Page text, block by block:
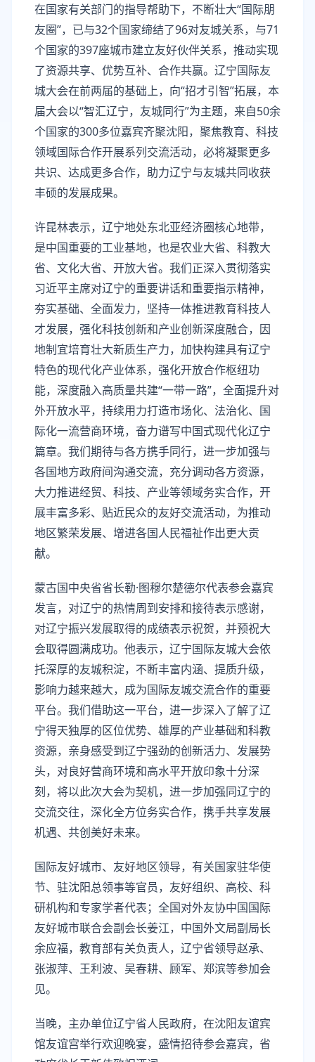
在国家有关部门的指导帮助下，不断壮大“国际朋
友圈”，已与32个国家缔结了96对友城关系，与71
个国家的397座城市建立友好伙伴关系，推动实现
了资源共享、优势互补、合作共赢。辽宁国际友
城大会在前两届的基础上，向“招才引智”拓展，本
届大会以“智汇辽宁，友城同行”为主题，来自50余
个国家的300多位嘉宾齐聚沈阳，聚焦教育、科技
领域国际合作开展系列交流活动，必将凝聚更多
共识、达成更多合作，助力辽宁与友城共同收获
丰硕的发展成果。
许昆林表示，辽宁地处东北亚经济圈核心地带，
是中国重要的工业基地，也是农业大省、科教大
省、文化大省、开放大省。我们正深入贯彻落实
习近平主席对辽宁的重要讲话和重要指示精神，
夯实基础、全面发力，坚持一体推进教育科技人
才发展，强化科技创新和产业创新深度融合，因
地制宜培育壮大新质生产力，加快构建具有辽宁
特色的现代化产业体系，强化开放合作枢纽功
能，深度融入高质量共建“一带一路”，全面提升对
外开放水平，持续用力打造市场化、法治化、国
际化一流营商环境，奋力谱写中国式现代化辽宁
篇章。我们期待与各方携手同行，进一步加强与
各国地方政府间沟通交流，充分调动各方资源，
大力推进经贸、科技、产业等领域务实合作，开
展丰富多彩、贴近民众的友好交流活动，为推动
地区繁荣发展、增进各国人民福祉作出更大贡
献。
蒙古国中央省省长勒·图穆尔楚德尔代表参会嘉宾
发言，对辽宁的热情周到安排和接待表示感谢，
对辽宁振兴发展取得的成绩表示祝贺，并预祝大
会取得圆满成功。他表示，辽宁国际友城大会依
托深厚的友城积淀，不断丰富内涵、提质升级，
影响力越来越大，成为国际友城交流合作的重要
平台。我们借助这一平台，进一步深入了解了辽
宁得天独厚的区位优势、雄厚的产业基础和科教
资源，亲身感受到辽宁强劲的创新活力、发展势
头，对良好营商环境和高水平开放印象十分深
刻，将以此次大会为契机，进一步加强同辽宁的
交流交往，深化全方位务实合作，携手共享发展
机遇、共创美好未来。
国际友好城市、友好地区领导，有关国家驻华使
节、驻沈阳总领事等官员，友好组织、高校、科
研机构和专家学者代表；全国对外友协中国国际
友好城市联合会副会长姜江，中国外文局副局长
余应福，教育部有关负责人，辽宁省领导赵承、
张淑萍、王利波、吴春耕、顾军、郑滨等参加会
见。
当晚，主办单位辽宁省人民政府，在沈阳友谊宾
馆友谊宫举行欢迎晚宴，盛情招待参会嘉宾，省